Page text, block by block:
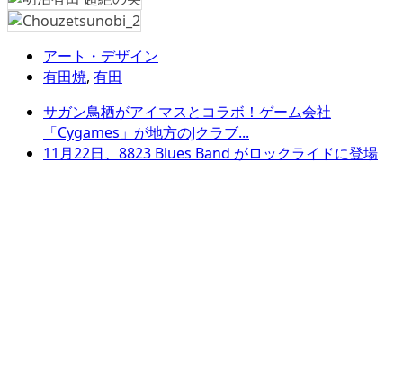
アート・デザイン
有田焼, 有田
サガン鳥栖がアイマスとコラボ！ゲーム会社
「Cygames」が地方のJクラブ...
11月22日、8823 Blues Band がロックライドに登場